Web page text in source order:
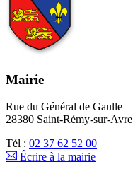
Mairie
Rue du Général de Gaulle
28380 Saint-Rémy-sur-Avre
Tél : 02 37 62 52 00
Écrire à la mairie